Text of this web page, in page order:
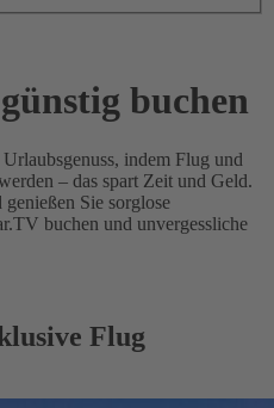
buchen
indem Flug und
– das spart Zeit und Geld.
Sie sorglose
buchen und unvergessliche
Flug